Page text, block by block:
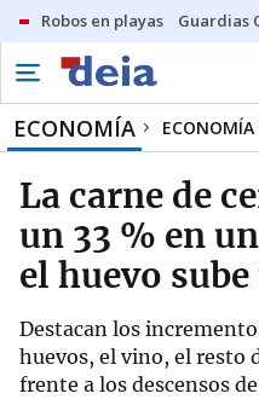
Robos en playas Guardias
ECONOMÍA
La carne de
un 33 % en
el huevo
Destacan los
huevos, el vino, el resto
frente a los descensos